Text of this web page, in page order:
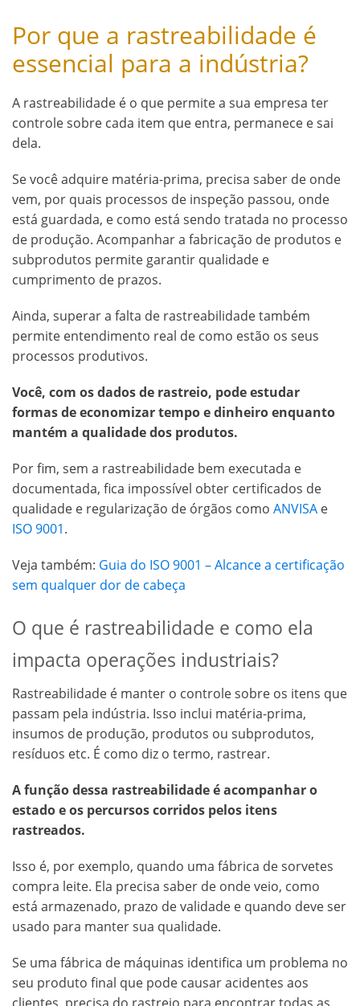
Por que a rastreabilidade é
essencial para a indústria?
A rastreabilidade é o que permite a sua empresa ter
controle sobre cada item que entra, permanece e sai
dela.
Se você adquire matéria-prima, precisa saber de onde
vem, por quais processos de inspeção passou, onde
está guardada, e como está sendo tratada no processo
de produção. Acompanhar a fabricação de produtos e
subprodutos permite garantir qualidade e
cumprimento de prazos.
Ainda, superar a falta de rastreabilidade também
permite entendimento real de como estão os seus
processos produtivos.
Você, com os dados de rastreio, pode estudar
formas de economizar tempo e dinheiro enquanto
mantém a qualidade dos produtos.
Por fim, sem a rastreabilidade bem executada e
documentada, fica impossível obter certificados de
qualidade e regularização de órgãos como ANVISA e
ISO 9001.
Veja também: Guia do ISO 9001 – Alcance a certificação
sem qualquer dor de cabeça
O que é rastreabilidade e como ela
impacta operações industriais?
Rastreabilidade é manter o controle sobre os itens que
passam pela indústria. Isso inclui matéria-prima,
insumos de produção, produtos ou subprodutos,
resíduos etc. É como diz o termo, rastrear.
A função dessa rastreabilidade é acompanhar o
estado e os percursos corridos pelos itens
rastreados.
Isso é, por exemplo, quando uma fábrica de sorvetes
compra leite. Ela precisa saber de onde veio, como
está armazenado, prazo de validade e quando deve ser
usado para manter sua qualidade.
Se uma fábrica de máquinas identifica um problema no
seu produto final que pode causar acidentes aos